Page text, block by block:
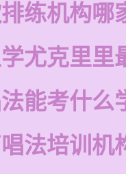
练机构哪
尤克里里
能考什么
法培训机